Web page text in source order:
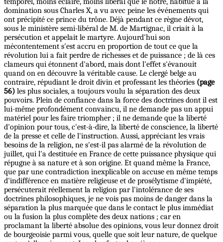
domination sous Charles X, a vu avec peine les événements qui
ont précipité ce prince du trône. Déjà pendant ce règne dévot,
sous le ministère semi-libéral de M. de Martignac, il criait à la
persécution et appelait le martyre. Aujourd'hui son
mécontentement s'est accru en proportion de tout ce que la
révolution lui a fait perdre de richesses et de puissance ; de là ces
clameurs qui étonnent d'abord, mais dont l'effet s'évanouit
quand on en découvre la véritable cause. Le clergé belge au
contraire, répudiant le droit divin et professant les théories (page
56) les plus sociales, a toujours voulu la séparation des deux
pouvoirs. Plein de confiance dans la force des doctrines dont il est
lui-même profondément convaincu, il ne demande pas un appui
matériel pour les faire triompher ; il ne demande que la liberté
d'opinion pour tous, c'est-à-dire, la liberté de conscience, la liberté
de la presse et celle de l'instruction. Aussi, appréciant les vrais
besoins de la religion, ne s'est-il pas alarmé de la révolution de
juillet, qui l'a destituée en France de cette puissance physique qui
répugne à sa nature et à son origine. Et quand même la France,
que par une contradiction inexplicable on accuse en même temps
d'indifférence en matière religieuse et de prosélytisme d'impiété,
persécuterait réellement la religion par l'intolérance de ses
doctrines philosophiques, je ne vois pas moins de danger dans la
séparation la plus marquée que dans le contact le plus immédiat
ou la fusion la plus complète des deux nations ; car en
proclamant la liberté absolue des opinions, vous leur donnez droit
de bourgeoisie parmi vous, quelle que soit leur nature, de quelque